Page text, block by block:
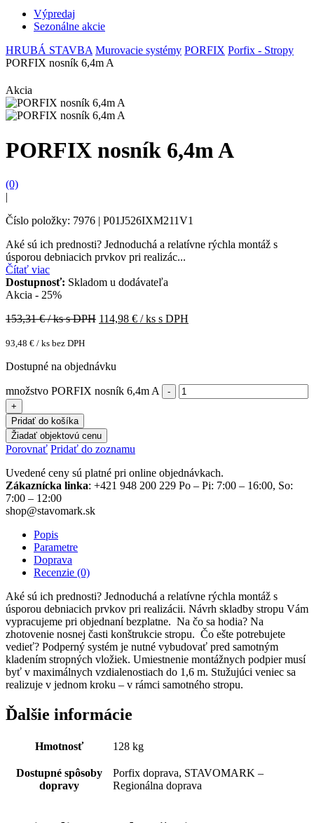
Výpredaj
Sezonálne akcie
HRUBÁ STAVBA Murovacie systémy PORFIX Porfix - Stropy
PORFIX nosník 6,4m A
Akcia
PORFIX nosník 6,4m A
(0)
|
Číslo položky: 7976 | P01J526IXM211V1
Aké sú ich prednosti? Jednoduchá a relatívne rýchla montáž s
úsporou debniacich prvkov pri realizác...
Čítať viac
Dostupnosť: Skladom u dodávateľa
Akcia - 25%
153,31€ / ks s DPH 114,98 € / ks s DPH
93,48 € / ks bez DPH
Dostupné na objednávku
množstvo PORFIX nosník 6,4m A
Pridať do košíka
Žiadať objektovú cenu
Porovnať Pridať do zoznamu
Uvedené ceny sú platné pri online objednávkach.
Zákaznícka linka: +421 948 200 229 Po – Pi: 7:00 – 16:00, So:
7:00 – 12:00
shop@stavomark.sk
Popis
Parametre
Doprava
Recenzie (0)
Aké sú ich prednosti? Jednoduchá a relatívne rýchla montáž s
úsporou debniacich prvkov pri realizácii. Návrh skladby stropu Vám
vypracujeme pri objednaní bezplatne. Na čo sa hodia? Na
zhotovenie nosnej časti konštrukcie stropu. Čo ešte potrebujete
vedieť? Podperný systém je nutné vybudovať pred samotným
kladením stropných vložiek. Umiestnenie montážnych podpier musí
byť v maximálnych vzdialenostiach do 1,6 m. Stužujúci veniec sa
realizuje v jednom kroku – v rámci samotného stropu.
Ďalšie informácie
Hmotnosť 128 kg
Dostupné spôsoby
dopravy
Porfix doprava, STAVOMARK –
Regionálna doprava